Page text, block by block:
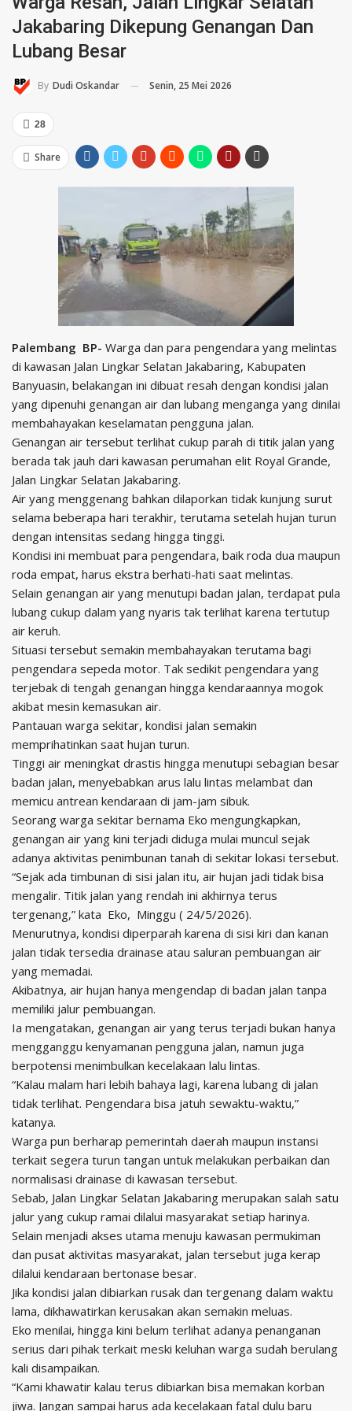
Jakabaring Dikepung Genangan Dan
Lubang Besar
By Dudi Oskandar Senin, 25 Mei 2026
28
Share
Palembang BP- Warga dan para pengendara yang melintas
di kawasan Jalan Lingkar Selatan Jakabaring, Kabupaten
Banyuasin, belakangan ini dibuat resah dengan kondisi jalan
yang dipenuhi genangan air dan lubang menganga yang dinilai
membahayakan keselamatan pengguna jalan.
Genangan air tersebut terlihat cukup parah di titik jalan yang
berada tak jauh dari kawasan perumahan elit Royal Grande,
Jalan Lingkar Selatan Jakabaring.
Air yang menggenang bahkan dilaporkan tidak kunjung surut
selama beberapa hari terakhir, terutama setelah hujan turun
dengan intensitas sedang hingga tinggi.
Kondisi ini membuat para pengendara, baik roda dua maupun
roda empat, harus ekstra berhati-hati saat melintas.
Selain genangan air yang menutupi badan jalan, terdapat pula
lubang cukup dalam yang nyaris tak terlihat karena tertutup
air keruh.
Situasi tersebut semakin membahayakan terutama bagi
pengendara sepeda motor. Tak sedikit pengendara yang
terjebak di tengah genangan hingga kendaraannya mogok
akibat mesin kemasukan air.
Pantauan warga sekitar, kondisi jalan semakin
memprihatinkan saat hujan turun.
Tinggi air meningkat drastis hingga menutupi sebagian besar
badan jalan, menyebabkan arus lalu lintas melambat dan
memicu antrean kendaraan di jam-jam sibuk.
Seorang warga sekitar bernama Eko mengungkapkan,
genangan air yang kini terjadi diduga mulai muncul sejak
adanya aktivitas penimbunan tanah di sekitar lokasi tersebut.
“Sejak ada timbunan di sisi jalan itu, air hujan jadi tidak bisa
mengalir. Titik jalan yang rendah ini akhirnya terus
tergenang,” kata Eko, Minggu ( 24/5/2026).
Menurutnya, kondisi diperparah karena di sisi kiri dan kanan
jalan tidak tersedia drainase atau saluran pembuangan air
yang memadai.
Akibatnya, air hujan hanya mengendap di badan jalan tanpa
memiliki jalur pembuangan.
Ia mengatakan, genangan air yang terus terjadi bukan hanya
mengganggu kenyamanan pengguna jalan, namun juga
berpotensi menimbulkan kecelakaan lalu lintas.
“Kalau malam hari lebih bahaya lagi, karena lubang di jalan
tidak terlihat. Pengendara bisa jatuh sewaktu-waktu,”
katanya.
Warga pun berharap pemerintah daerah maupun instansi
terkait segera turun tangan untuk melakukan perbaikan dan
normalisasi drainase di kawasan tersebut.
Sebab, Jalan Lingkar Selatan Jakabaring merupakan salah satu
jalur yang cukup ramai dilalui masyarakat setiap harinya.
Selain menjadi akses utama menuju kawasan permukiman
dan pusat aktivitas masyarakat, jalan tersebut juga kerap
dilalui kendaraan bertonase besar.
Jika kondisi jalan dibiarkan rusak dan tergenang dalam waktu
lama, dikhawatirkan kerusakan akan semakin meluas.
Eko menilai, hingga kini belum terlihat adanya penanganan
serius dari pihak terkait meski keluhan warga sudah berulang
kali disampaikan.
“Kami khawatir kalau terus dibiarkan bisa memakan korban
jiwa. Jangan sampai harus ada kecelakaan fatal dulu baru